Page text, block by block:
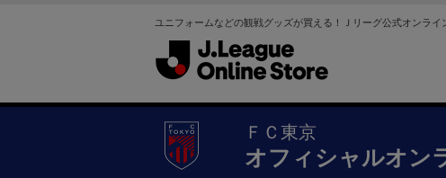
ユニフォームなどの観戦グッズが買える！Ｊリーグ公式オンライ
ＦＣ東京
オフィシャルオン